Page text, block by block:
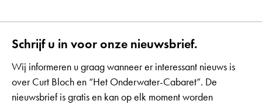
Schrijf u in voor onze nieuwsbrief.
Wij informeren u graag wanneer er interessant nieuws is
over Curt Bloch en “Het Onderwater-Cabaret”. De
nieuwsbrief is gratis en kan op elk moment worden